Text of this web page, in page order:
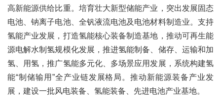
高新能源供给比重。培育壮大新型储能产业，突出发展固态
电池、钠离子电池、全钒液流电池及电池材料制造业。支持
氢能产业发展，打造氢能核心装备制造基地，推动可再生能
源电解水制氢规模化发展，推进氢能制备、储存、运输和加
氢、用氢，推广氢能多元化、多场景应用发展，系统构建氢
能“制储输用”全产业链发展格局。推动新能源装备产业发
展，建设一批风电装备、氢能装备、先进电池产业基地。